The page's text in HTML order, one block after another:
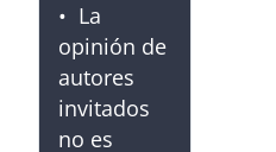
• La
opinión de
autores
invitados
no es